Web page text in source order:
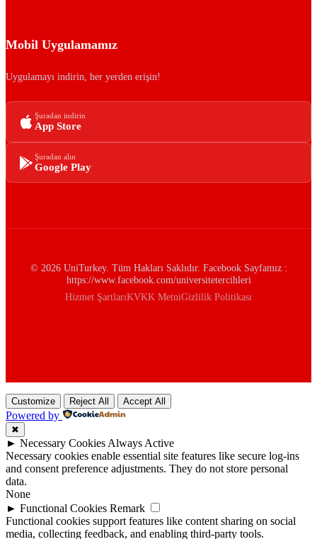
Mobil Uygulamamız
Uygulamayı indirin, her yerden erişin!
Şuradan indirin
App Store
Şuradan alın
Google Play
© 2026 UniTurkey. Tüm Hakları Saklıdır. Facebook Sayfamız :
https://www.facebook.com/universitetercihleri
Hizmet ŞartlarıKVKK MetniGizlilik Politikası
Customize Reject All Accept All
Powered by
✖
► Necessary Cookies Always Active
Necessary cookies enable essential site features like secure log-ins
and consent preference adjustments. They do not store personal
data.
None
► Functional Cookies Remark
Functional cookies support features like content sharing on social
media, collecting feedback, and enabling third-party tools.